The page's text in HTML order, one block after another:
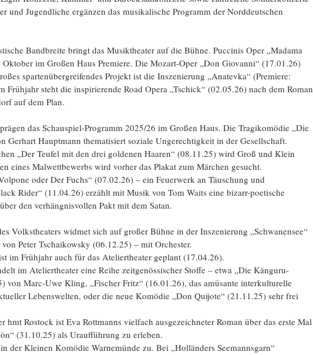
und Jugendliche ergänzen das musikalische Programm der Norddeutschen
Bandbreite bringt das Musiktheater auf die Bühne. Puccinis Oper „Madama
im Großen Haus Premiere. Die Mozart-Oper „Don Giovanni“ (17.01.26)
spartenübergreifendes Projekt ist die Inszenierung „Anatevka“ (Premiere:
Frühjahr steht die inspirierende Road Opera „Tschick“ (02.05.26) nach dem Roman
auf dem Plan.
das Schauspiel-Programm 2025/26 im Großen Haus. Die Tragikomödie „Die
Gerhart Hauptmann thematisiert soziale Ungerechtigkeit in der Gesellschaft.
„Der Teufel mit den drei goldenen Haaren“ (08.11.25) wird Groß und Klein
eines Malwettbewerbs wird vorher das Plakat zum Märchen gesucht.
oder Der Fuchs“ (07.02.26) – ein Feuerwerk an Täuschung und
Rider“ (11.04.26) erzählt mit Musik von Tom Waits eine bizarr-poetische
den verhängnisvollen Pakt mit dem Satan.
Volkstheaters widmet sich auf großer Bühne in der Inszenierung „Schwanensee“
Peter Tschaikowsky (06.12.25) – mit Orchester.
im Frühjahr auch für das Ateliertheater geplant (17.04.26).
im Ateliertheater eine Reihe zeitgenössischer Stoffe – etwa „Die Känguru-
von Marc-Uwe Kling, „Fischer Fritz“ (16.01.26), das amüsante interkulturelle
Lebenswelten, oder die neue Komödie „Don Quijote“ (21.11.25) sehr frei
hmt Rostock ist Eva Rottmanns vielfach ausgezeichneter Roman über das erste Mal
(31.10.25) als Uraufführung zu erleben.
der Kleinen Komödie Warnemünde zu. Bei „Holländers Seemannsgarn“